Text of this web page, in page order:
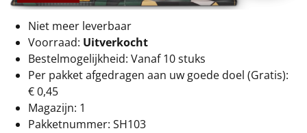
Rituals
Luxe
Mannen
Vrouwen
Niet meer leverbaar
Voorraad: Uitverkocht
Bestelmogelijkheid: Vanaf 10 stuks
Per pakket afgedragen aan uw goede doel (Gratis):
€ 0,45
Magazijn: 1
Pakketnummer: SH103